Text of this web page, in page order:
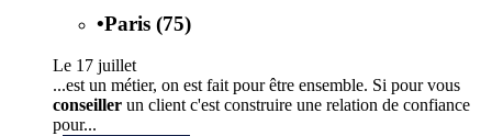
•Paris (75)
Le 17 juillet
...est un métier, on est fait pour être ensemble. Si pour vous
conseiller un client c'est construire une relation de confiance
pour...